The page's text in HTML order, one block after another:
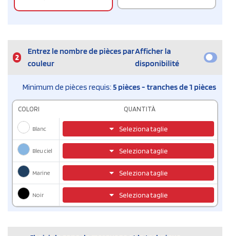
2
Entrez le nombre de pièces par
couleur
Afficher la
disponibilité
Minimum de pièces requis: 5 pièces - tranches de 1 pièces
COLORI QUANTITÀ
Blanc Seleziona taglie
Bleu ciel Seleziona taglie
Marine Seleziona taglie
Noir Seleziona taglie